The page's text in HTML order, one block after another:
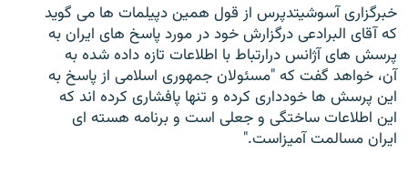
زبان‌های دیگر
خبرگزاری آسوشيتدپرس از قول همين دپيلمات ها می گويد
که آقای البرادعی درگزارش خود در مورد پاسخ های ايران به
پرسش های آژانس درارتباط با اطلاعات تازه داده شده به
آن، خواهد گفت که "مسئولان جمهوری اسلامی از پاسخ به
اين پرسش ها خودداری کرده و تنها پافشاری کرده اند که
اين اطلاعات ساختگی و جعلی است و برنامه هسته ای
ايران مسالمت آميزاست."